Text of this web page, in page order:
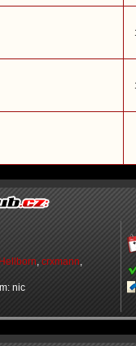
Hellborn, crxmann,
nic